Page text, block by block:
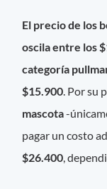
El precio de los
oscila entre los
categoría
$15.900. Por su
mascota-
pagar un costo
$26.400,